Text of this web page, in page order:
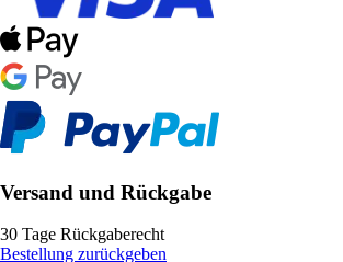
Versand und Rückgabe
30 Tage Rückgaberecht
Bestellung zurückgeben